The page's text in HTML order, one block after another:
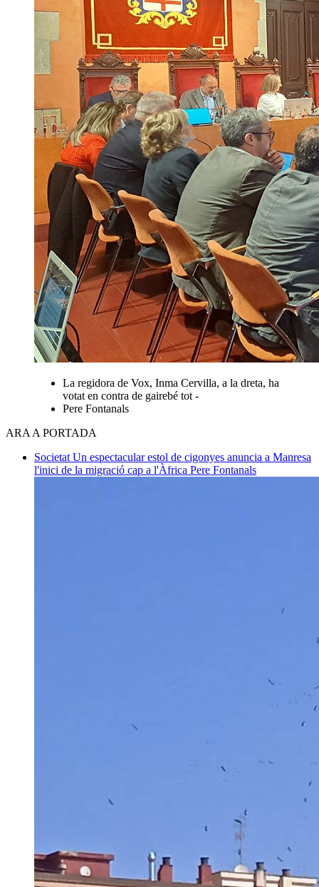
La regidora de Vox, Inma Cervilla, a la dreta, ha
votat en contra de gairebé tot -
Pere Fontanals
ARA A PORTADA
Societat Un espectacular estol de cigonyes anuncia a Manresa
l'inici de la migració cap a l'Àfrica Pere Fontanals